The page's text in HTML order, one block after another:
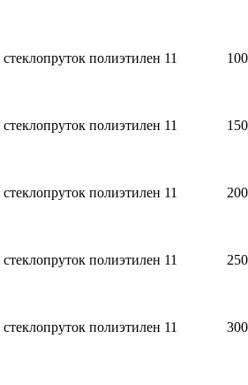
стеклопруток полиэтилен 11 100
стеклопруток полиэтилен 11 150
стеклопруток полиэтилен 11 200
стеклопруток полиэтилен 11 250
стеклопруток полиэтилен 11 300